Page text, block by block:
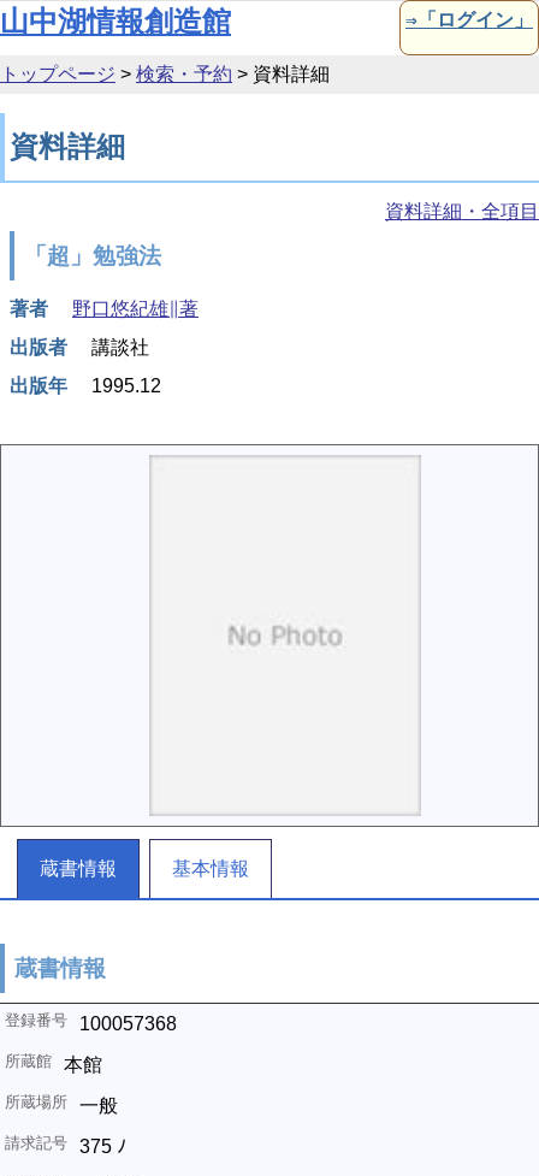
本文へ移動
山中湖情報創造館 ⇒「ログイン」
トップページ > 検索・予約 > 資料詳細
資料詳細
資料詳細・全項目
「超」勉強法
著者
野口悠紀雄∥著
出版者
講談社
出版年
1995.12
蔵書情報 基本情報
蔵書情報
100057368
本館
一般
375 ﾉ